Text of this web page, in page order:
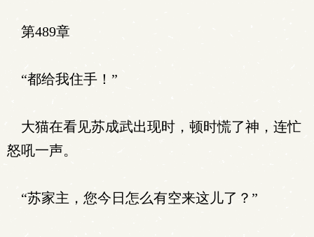
第489章
“都给我住手！”
大猫在看见苏成武出现时，顿时慌了神，连忙
怒吼一声。
“苏家主，您今日怎么有空来这儿了？”